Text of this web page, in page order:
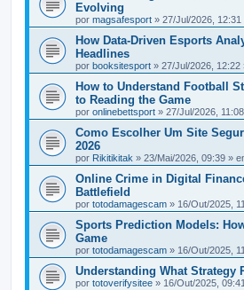
Evolving
por magsafesport » 27/Jul/2026, 12:31
How Data-Driven Esports
Headlines
por booksitesport » 27/Jul/2026, 12:22
How to Understand Football
to Reading the Game
por onlinebettsport » 27/Jul/2026,
Como Escolher Um Site
2026
por Rikitikitak » 23/Mai/2026, 09:39 »
Online Crime in Digital
Battlefield
por totodamagescam » 16/Out/2025,
Sports Prediction Models:
Game
por totodamagescam » 16/Out/2025,
Understanding What Strategy
por totoverifysitee » 16/Out/2025,